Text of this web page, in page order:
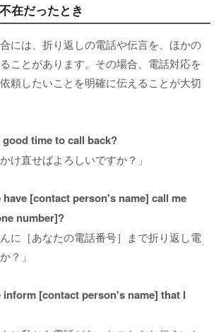
在だったとき
には、折り返しの電話や伝言を、ほかの
ことがあります。その場合、電話対応を
頼したいことを明確に伝えることが大切
time to call back?
け直せばよろしいですか？」
[contact person's name] call me
number]?
に［あなたの電話番号］まで折り返し電
？」
inform [contact person's name] that I